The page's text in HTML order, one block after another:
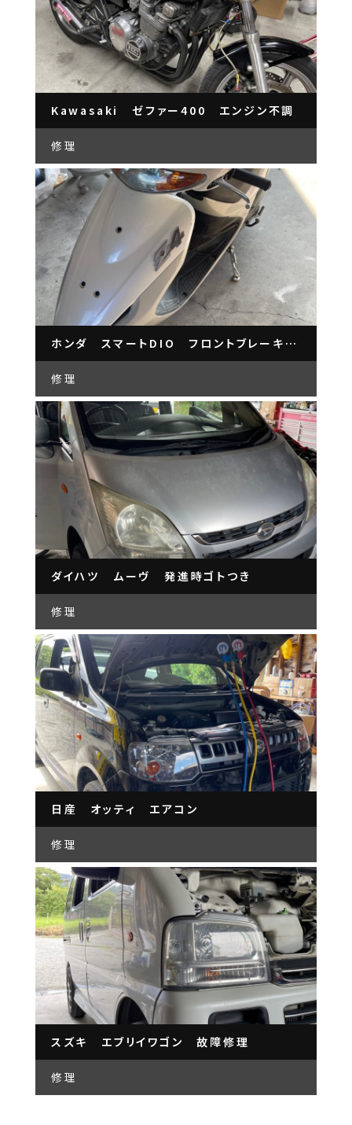
Kawasaki ゼファー400 エンジン不調
修理
ホンダ スマートDIO フロントブレーキフォーク修理
修理
ダイハツ ムーヴ 発進時ゴトつき
修理
日産 オッティ エアコン
修理
スズキ エブリイワゴン 故障修理
修理